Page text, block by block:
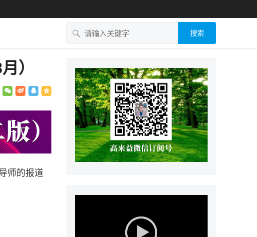
搜索
）
师的报道